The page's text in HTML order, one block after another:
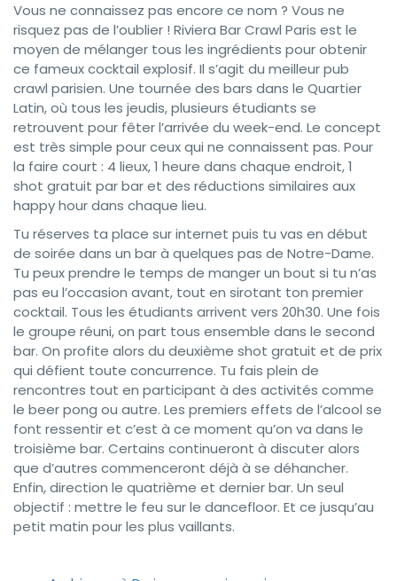
Vous ne connaissez pas encore ce nom ? Vous ne
risquez pas de l’oublier ! Riviera Bar Crawl Paris est le
moyen de mélanger tous les ingrédients pour obtenir
ce fameux cocktail explosif. Il s’agit du meilleur pub
crawl parisien. Une tournée des bars dans le Quartier
Latin, où tous les jeudis, plusieurs étudiants se
retrouvent pour fêter l’arrivée du week-end. Le concept
est très simple pour ceux qui ne connaissent pas. Pour
la faire court : 4 lieux, 1 heure dans chaque endroit, 1
shot gratuit par bar et des réductions similaires aux
happy hour dans chaque lieu.
Tu réserves ta place sur internet puis tu vas en début
de soirée dans un bar à quelques pas de Notre-Dame.
Tu peux prendre le temps de manger un bout si tu n’as
pas eu l’occasion avant, tout en sirotant ton premier
cocktail. Tous les étudiants arrivent vers 20h30. Une fois
le groupe réuni, on part tous ensemble dans le second
bar. On profite alors du deuxième shot gratuit et de prix
qui défient toute concurrence. Tu fais plein de
rencontres tout en participant à des activités comme
le beer pong ou autre. Les premiers effets de l’alcool se
font ressentir et c’est à ce moment qu’on va dans le
troisième bar. Certains continueront à discuter alors
que d’autres commenceront déjà à se déhancher.
Enfin, direction le quatrième et dernier bar. Un seul
objectif : mettre le feu sur le dancefloor. Et ce jusqu’au
petit matin pour les plus vaillants.